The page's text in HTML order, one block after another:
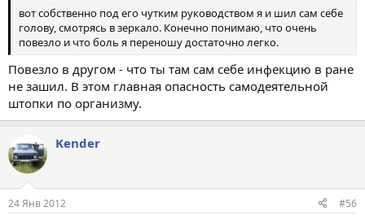
вот собственно под его чутким руководством я и шил сам себе
голову, смотрясь в зеркало. Конечно понимаю, что очень
повезло и что боль я переношу достаточно легко.
Повезло в другом - что ты там сам себе инфекцию в ране
не зашил. В этом главная опасность самодеятельной
штопки по организму.
Kender
24 Янв 2012 #56